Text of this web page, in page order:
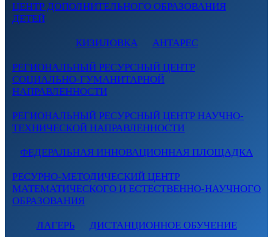
ЦЕНТР ДОПОЛНИТЕЛЬНОГО ОБРАЗОВАНИЯ
ДЕТЕЙ
КИЗИЛОВКА АНТАРЕС
РЕГИОНАЛЬНЫЙ РЕСУРСНЫЙ ЦЕНТР
СОЦИАЛЬНО-ГУМАНИТАРНОЙ
НАПРАВЛЕННОСТИ
РЕГИОНАЛЬНЫЙ РЕСУРСНЫЙ ЦЕНТР НАУЧНО-
ТЕХНИЧЕСКОЙ НАПРАВЛЕННОСТИ
ФЕДЕРАЛЬНАЯ ИННОВАЦИОННАЯ ПЛОЩАДКА
РЕСУРНО-МЕТОДИЧЕСКИЙ ЦЕНТР
МАТЕМАТИЧЕСКОГО И ЕСТЕСТВЕННО-НАУЧНОГО
ОБРАЗОВАНИЯ
ЛАГЕРЬ ДИСТАНЦИОННОЕ ОБУЧЕНИЕ